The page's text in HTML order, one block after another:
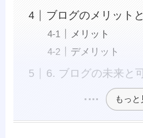
ブログのメリット
メリット
デメリット
6. ブログの未来と
もっと